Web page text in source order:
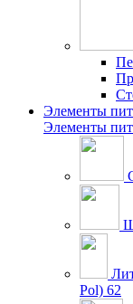
Элементы
Элементы
Pol) 62